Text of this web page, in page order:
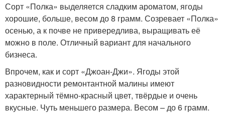
Сорт «Полка» выделяется сладким ароматом, ягоды
хорошие, больше, весом до 8 грамм. Созревает «Полка»
осенью, а к почве не привередлива, выращивать её
можно в поле. Отличный вариант для начального
бизнеса.
Впрочем, как и сорт «Джоан-Джи». Ягоды этой
разновидности ремонтантной малины имеют
характерный тёмно-красный цвет, твёрдые и очень
вкусные. Чуть меньшего размера. Весом – до 6 грамм.